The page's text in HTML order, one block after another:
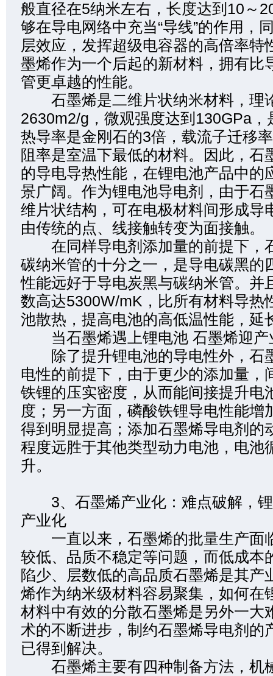
般直径在5纳米左右，长度达到10～
够在导电网络中充当“导线”的作用，
层效应，发挥超级电容器的高倍率特
墨烯作为一个后起的新材料，拥有比
管更卓越的性能。
石墨烯是二维片状纳米材料，理
2630m2/g，微观强度达到130GPa，
热导率是金刚石的3倍，载流子迁移
阻率是室温下最低的材料。因此，石
的导电导热性能，在锂电池产品中的
景广阔。作为锂电池导电剂，由于石
维片状结构，可在电极材料间形成导
由传统的点、线接触转变为面接触。
在同样导电剂添加量的前提下，
碳纳米管的十分之一，是导电碳黑的
性能远好于导电炭黑与碳纳米管。并
数高达5300W/mK，比所有材料导热
池散热，提高电池的高低温性能，延
当石墨烯遇上锂电池 石墨烯迎产
除了提升锂电池的导电性外，石
电性的前提下，由于更少的添加量，
铁锂的压实密度，从而能间接提升电
度；另一方面，磷酸铁锂导电性能增
得到明显提高；添加石墨烯导电剂的
程度远胜于其他类型动力电池，电池
升。
3、石墨烯产业化：难点破解，锂
产业化
一直以来，石墨烯的批量生产面
较低、品质不稳定等问题，而低成本
陷少、层数低的高品质石墨烯是其产
烯作为纳米级材料容易聚集，如何在
材料中有效的分散石墨烯是另外一大
术的不断进步，制约石墨烯导电剂的
已得到解决。
石墨烯主要有四种制备方法，机